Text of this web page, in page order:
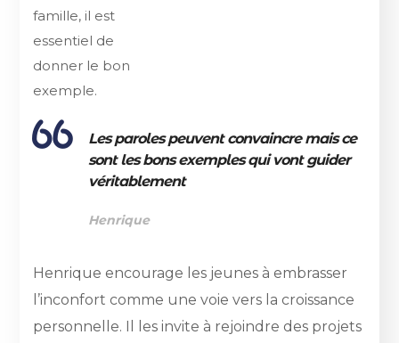
famille, il est
essentiel de
donner le bon
exemple.
Les paroles peuvent convaincre mais ce
sont les bons exemples qui vont guider
véritablement
Henrique
Henrique encourage les jeunes à embrasser
l’inconfort comme une voie vers la croissance
personnelle. Il les invite à rejoindre des projets